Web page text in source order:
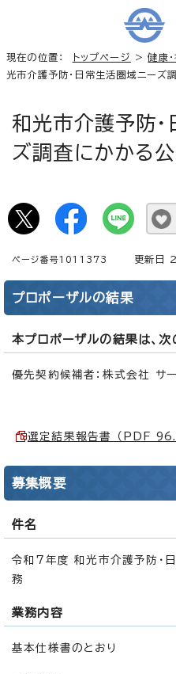
現在の位置： トップページ >健康
光市介護予防・日常生活圏域ニーズ
和光市介護予防
ズ調査にかかる
ページ番号1011373 更新日
プロポーザルの結果
本プロポーザルの結果は、次
優先契約候補者：株式会社 サ
選定結果報告書 （PDF
募集概要
件名
令和7年度 和光市介護予防・
務
業務内容
基本仕様書のとおり